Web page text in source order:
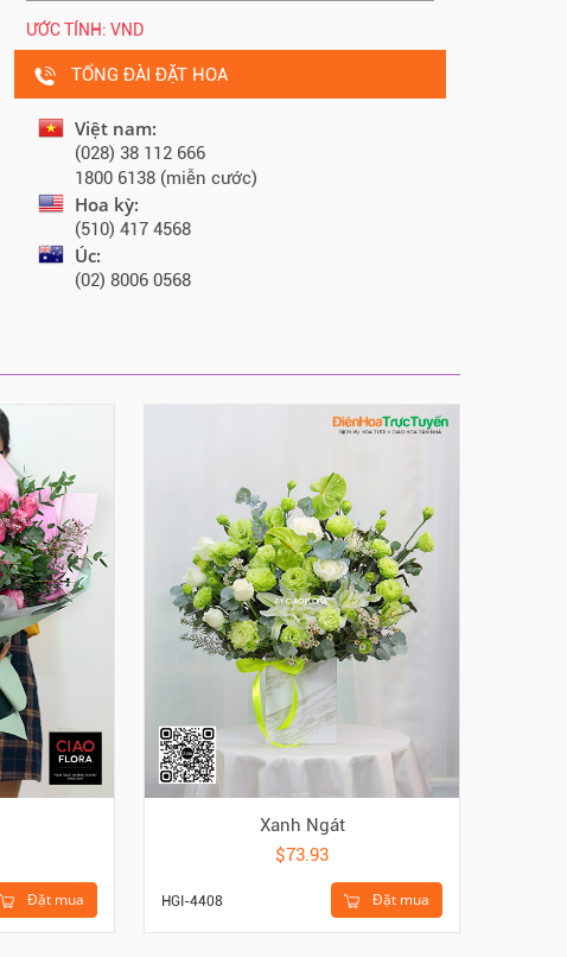
ƯỚC TÍNH: VND
TỔNG ĐÀI ĐẶT HOA
Việt nam:
(028) 38 112 666
1800 6138 (miễn cước)
Hoa kỳ:
(510) 417 4568
Úc:
(02) 8006 0568
Đặt mua
Xanh Ngát
$73.93
Đặt mua
HGI-4408